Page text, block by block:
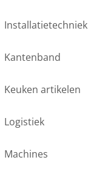
Installatietechniek
Kantenband
Keuken artikelen
Logistiek
Machines